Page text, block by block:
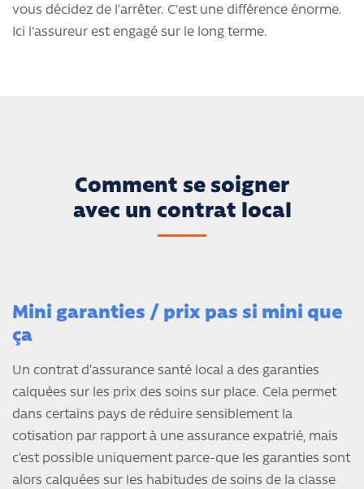
vous décidez de l’arrêter. C'est une différence énorme.
Ici l'assureur est engagé sur le long terme.
Comment se soigner
avec un contrat local
Mini garanties / prix pas si mini que
ça
Un contrat d’assurance santé local a des garanties
calquées sur les prix des soins sur place. Cela permet
dans certains pays de réduire sensiblement la
cotisation par rapport à une assurance expatrié, mais
c’est possible uniquement parce-que les garanties sont
alors calquées sur les habitudes de soins de la classe